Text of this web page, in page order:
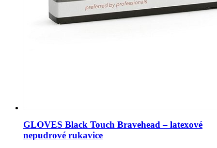
GLOVES Black Touch Bravehead – latexové
nepudrové rukavice